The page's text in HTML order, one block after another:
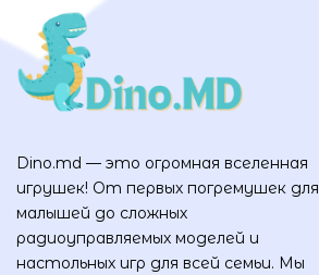
Dino.md — это огромная вселенная
игрушек! От первых погремушек для
малышей до сложных
радиоуправляемых моделей и
настольных игр для всей семьи. Мы